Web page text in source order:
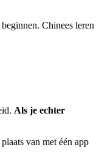
Chinees leren
Als je echter
van met één app